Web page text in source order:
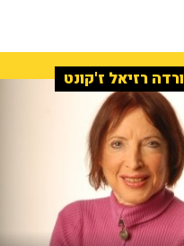
ורדה רזיאל ז'קונט